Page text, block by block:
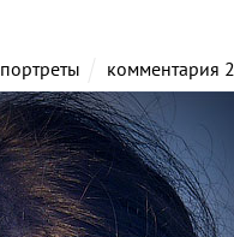
портреты комментария 2